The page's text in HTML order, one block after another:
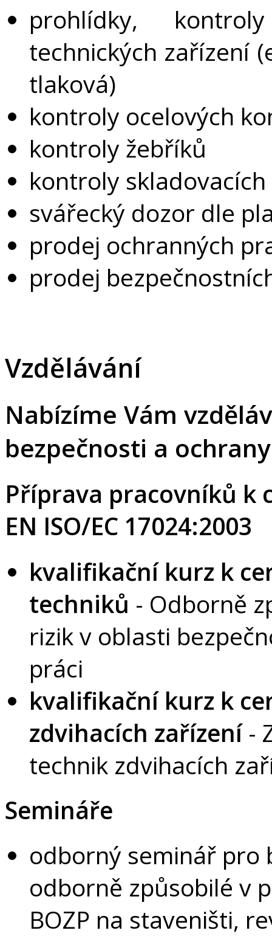
prohlídky,
technických zařízení
tlaková)
kontroly ocelových
kontroly žebříků
kontroly
svářecký dozor dle
prodej ochranných
prodej
Vzdělávání
Nabízíme Vám
bezpečnosti a
Příprava pracovníků k
EN ISO/EC 17024:2003
kvalifikační kurz k
techniků - Odborně
rizik v oblasti
práci
kvalifikační kurz k
zdvihacích zařízení -
technik zdvihacích
Semináře
odborný seminář pro
odborně způsobilé v
BOZP na staveništi,